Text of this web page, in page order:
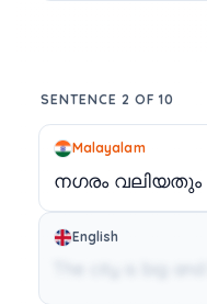
SENTENCE 2 OF 10
Malayalam
നഗരം വലിയതും
English